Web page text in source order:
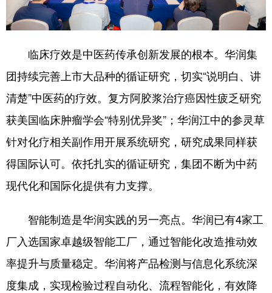
临床疗效是中医药传承创新发展的根本。华润集
团持续完善上市大品种的循证研究，切实“说明白、讲
清楚”中医药的疗效。复方阿胶浆治疗癌因性疲乏研究
获美国临床肿瘤学会“特别优异奖”；华润江中的参灵草
针对化疗相关副作用开展系统研究，研究成果同样获
得国际认可。依托扎实的循证研究，集团不断为中药
现代化和国际化提供有力支撑。
智能制造是华润实践的另一亮点。华润已有4家工
厂入选国家卓越级智能工厂，通过智能化改造推动效
率提升与质量稳定。华润将产品检测与信息化系统深
度集成，实现检验过程自动化、流程智能化，有效降